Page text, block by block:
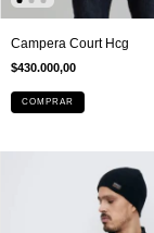
Campera Court Hcg
$430.000,00
COMPRAR